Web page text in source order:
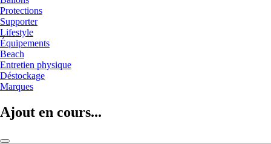
Protections
Supporter
Lifestyle
Équipements
Beach
Entretien physique
Déstockage
Marques
Ajout en cours...